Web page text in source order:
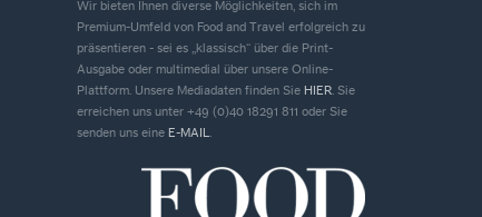
Wir bieten Ihnen diverse Möglichkeiten, sich im
Premium-Umfeld von Food and Travel erfolgreich zu
präsentieren - sei es „klassisch“ über die Print-
Ausgabe oder multimedial über unsere Online-
Plattform. Unsere Mediadaten finden Sie HIER. Sie
erreichen uns unter +49 (0)40 18291 811 oder Sie
senden uns eine E-MAIL